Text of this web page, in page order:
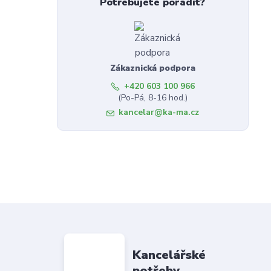
Zákaznická podpora
+420 603 100 966
(Po-Pá, 8-16 hod.)
kancelar@ka-ma.cz
Kancelářské